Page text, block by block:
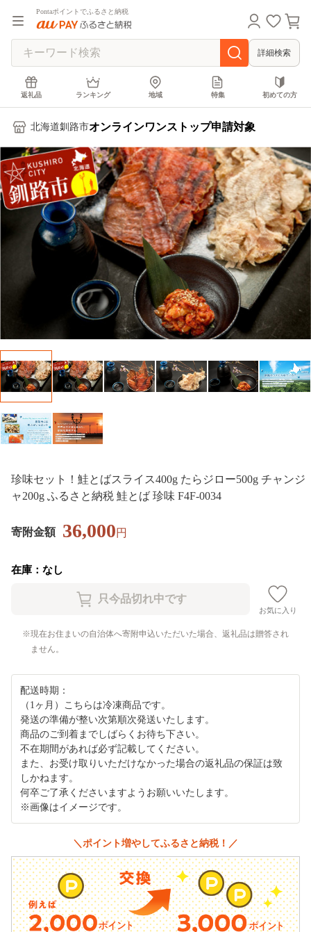
Pontaポイントでふるさと納税
詳細検索
返礼品 ランキング 地域 特集 初めての方
北海道釧路市オンラインワンストップ申請対象
珍味セット！鮭とばスライス400g たらジロー500g チャンジ
ャ200g ふるさと納税 鮭とば 珍味 F4F-0034
寄附金額 36,000円
在庫：なし
お気に入り
現在お住まいの自治体へ寄附申込いただいた場合、返礼品は贈答され
ません。
配送時期：
（1ヶ月）こちらは冷凍商品です。
発送の準備が整い次第順次発送いたします。
商品のご到着までしばらくお待ち下さい。
不在期間があれば必ず記載してください。
また、お受け取りいただけなかった場合の返礼品の保証は致
しかねます。
何卒ご了承くださいますようお願いいたします。
※画像はイメージです。
＼ポイント増やしてふるさと納税！／